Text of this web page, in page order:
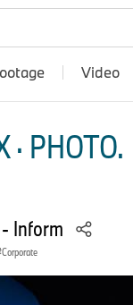
Video
· PHOTO.
Inform
Corporate